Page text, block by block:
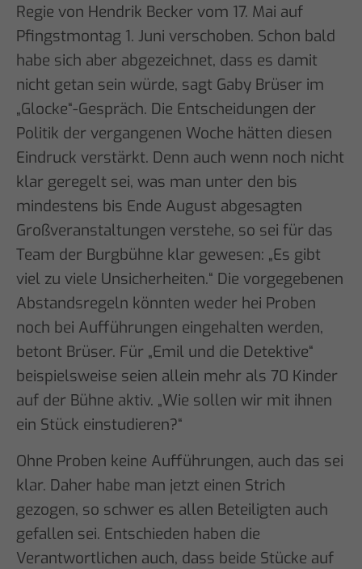
Regie von Hendrik Becker vom 17. Mai auf
Pfingstmontag 1. Juni verschoben. Schon bald
habe sich aber abgezeichnet, dass es damit
nicht getan sein würde, sagt Gaby Brüser im
„Glocke“-Gespräch. Die Entscheidungen der
Politik der vergangenen Woche hätten diesen
Eindruck verstärkt. Denn auch wenn noch nicht
klar geregelt sei, was man unter den bis
mindestens bis Ende August abgesagten
Großveranstaltungen verstehe, so sei für das
Team der Burgbühne klar gewesen: „Es gibt
viel zu viele Unsicherheiten.“ Die vorgegebenen
Abstandsregeln könnten weder hei Proben
noch bei Aufführungen eingehalten werden,
betont Brüser. Für „Emil und die Detektive“
beispielsweise seien allein mehr als 70 Kinder
auf der Bühne aktiv. „Wie sollen wir mit ihnen
ein Stück einstudieren?“
Ohne Proben keine Aufführungen, auch das sei
klar. Daher habe man jetzt einen Strich
gezogen, so schwer es allen Beteiligten auch
gefallen sei. Entschieden haben die
Verantwortlichen auch, dass beide Stücke auf